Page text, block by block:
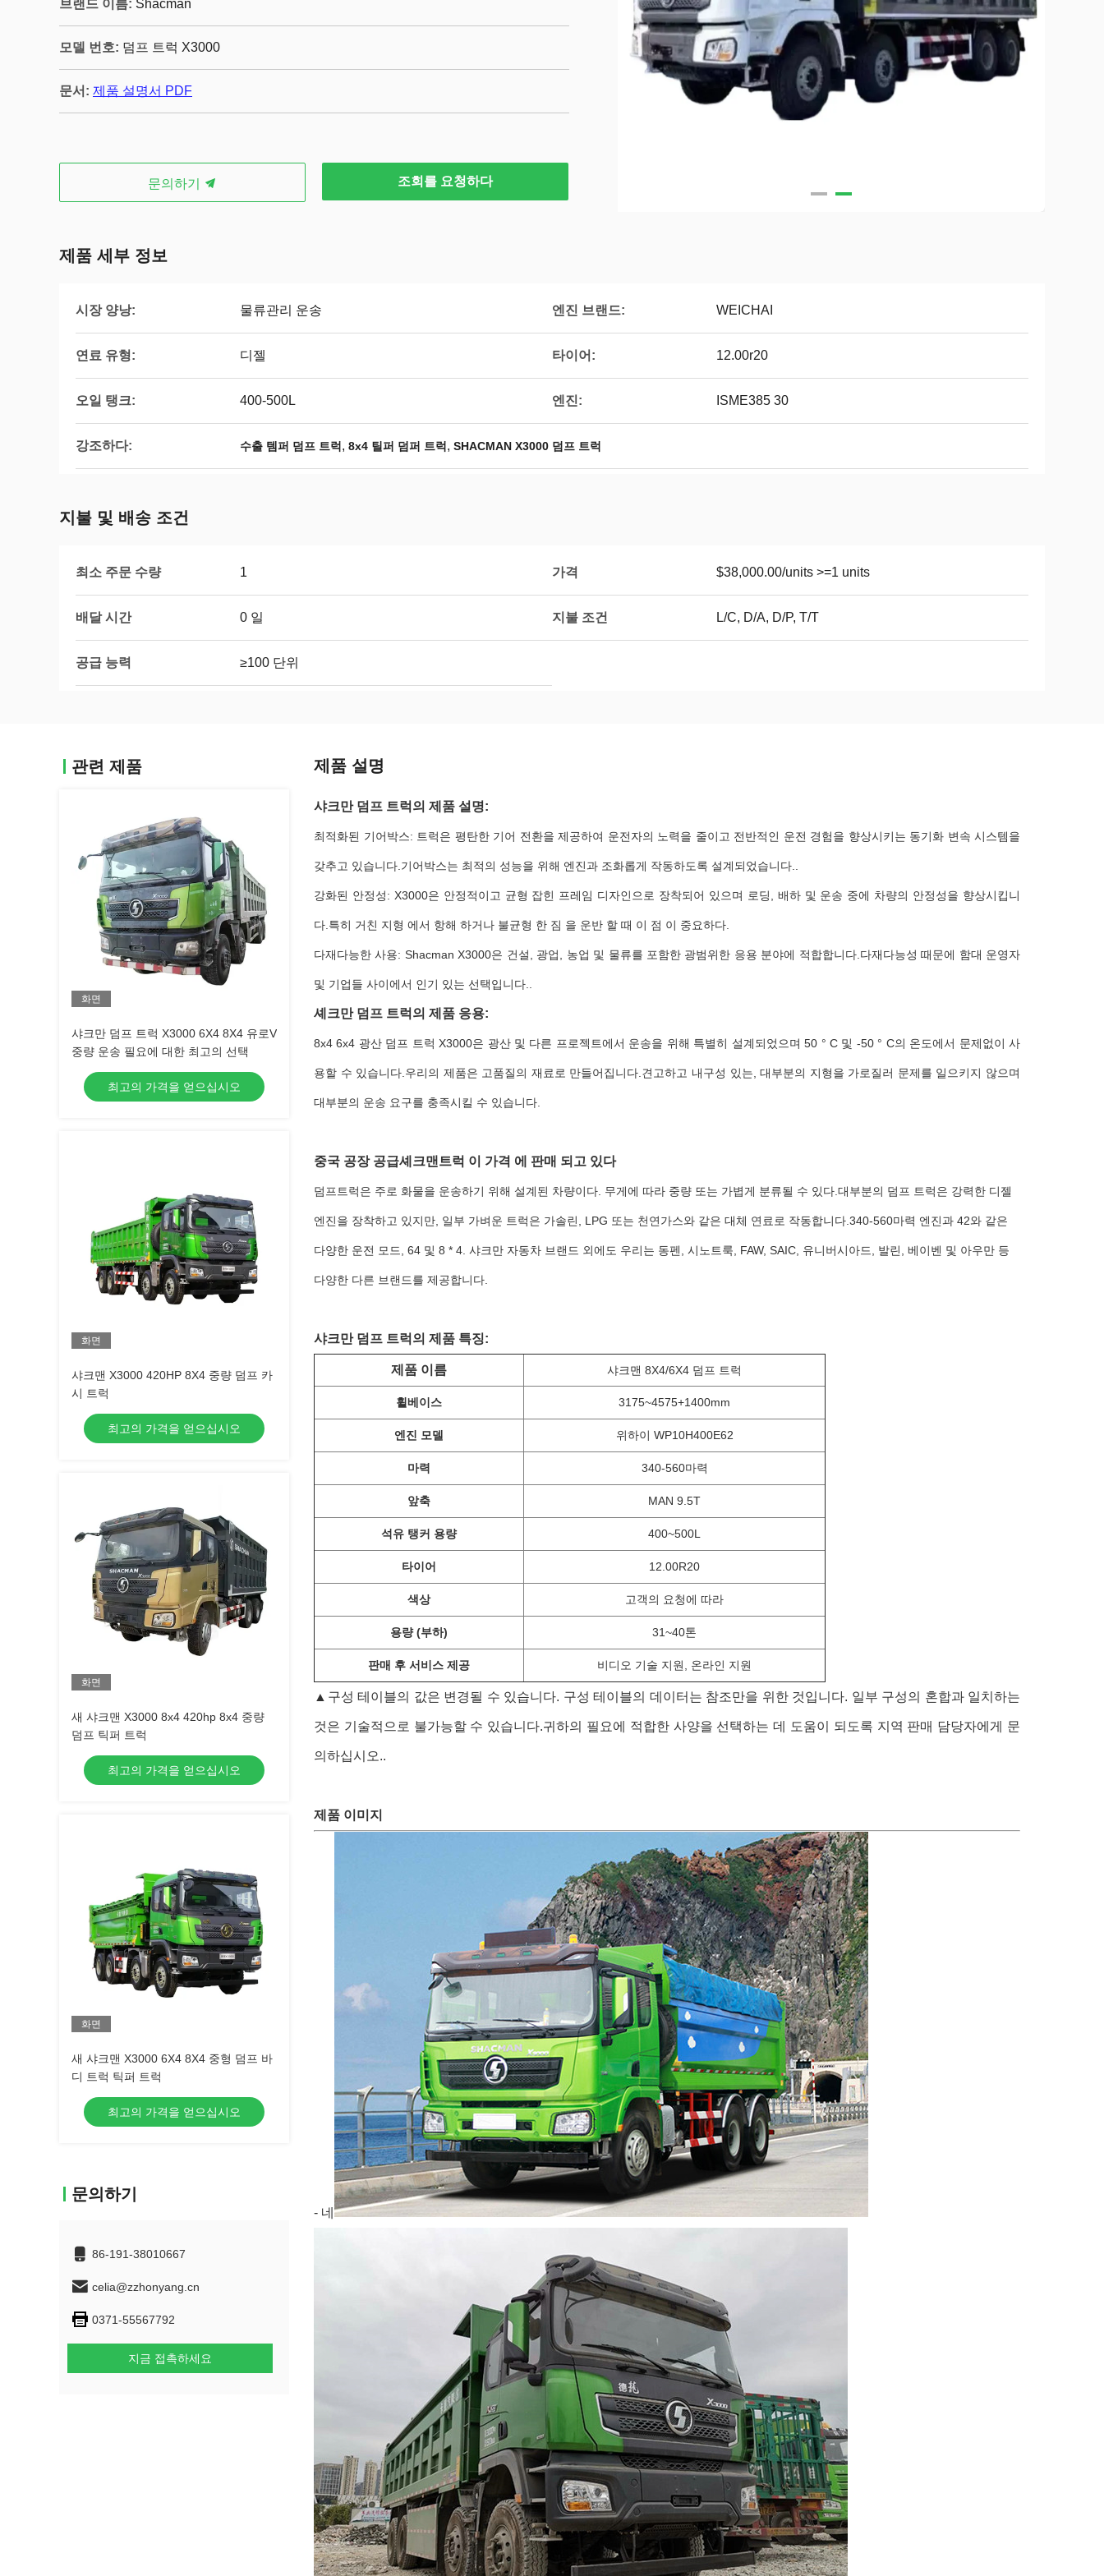
브랜드 이름: Shacman
모델 번호: 덤프 트럭 X3000
문서: 제품 설명서 PDF
문의하기 조회를 요청하다
제품 세부 정보
시장 양낭: 물류관리 운송 엔진 브랜드: WEICHAI
연료 유형: 디젤 타이어: 12.00r20
오일 탱크: 400-500L 엔진: ISME385 30
강조하다: 수출 템퍼 덤프 트럭 , 8x4 틸퍼 덤퍼 트럭 , SHACMAN X3000 덤프 트럭
지불 및 배송 조건
최소 주문 수량 1 가격 $38,000.00/units >=1 units
배달 시간 0 일 지불 조건 L/C, D/A, D/P, T/T
공급 능력 ≥100 단위
관련 제품
화면
샤크만 덤프 트럭 X3000 6X4 8X4 유로V
중량 운송 필요에 대한 최고의 선택
최고의 가격을 얻으십시오
화면
샤크맨 X3000 420HP 8X4 중량 덤프 카
시 트럭
최고의 가격을 얻으십시오
화면
새 샤크맨 X3000 8x4 420hp 8x4 중량
덤프 틱퍼 트럭
최고의 가격을 얻으십시오
화면
새 샤크맨 X3000 6X4 8X4 중형 덤프 바
디 트럭 틱퍼 트럭
최고의 가격을 얻으십시오
문의하기
86-191-38010667
celia@zzhonyang.cn
0371-55567792
지금 접촉하세요
제품 설명
샤크만 덤프 트럭의 제품 설명:
최적화된 기어박스: 트럭은 평탄한 기어 전환을 제공하여 운전자의 노력을 줄이고 전반적인 운전 경험을 향상시키는 동기화 변속 시스템을
갖추고 있습니다.기어박스는 최적의 성능을 위해 엔진과 조화롭게 작동하도록 설계되었습니다..
강화된 안정성: X3000은 안정적이고 균형 잡힌 프레임 디자인으로 장착되어 있으며 로딩, 배하 및 운송 중에 차량의 안정성을 향상시킵니
다.특히 거친 지형 에서 항해 하거나 불균형 한 짐 을 운반 할 때 이 점 이 중요하다.
다재다능한 사용: Shacman X3000은 건설, 광업, 농업 및 물류를 포함한 광범위한 응용 분야에 적합합니다.다재다능성 때문에 함대 운영자
및 기업들 사이에서 인기 있는 선택입니다..
셰크만 덤프 트럭의 제품 응용:
8x4 6x4 광산 덤프 트럭 X3000은 광산 및 다른 프로젝트에서 운송을 위해 특별히 설계되었으며 50 ° C 및 -50 ° C의 온도에서 문제없이 사
용할 수 있습니다.우리의 제품은 고품질의 재료로 만들어집니다.견고하고 내구성 있는, 대부분의 지형을 가로질러 문제를 일으키지 않으며
대부분의 운송 요구를 충족시킬 수 있습니다.
중국 공장 공급셰크맨 트럭 이 가격 에 판매 되고 있다
덤프트럭은 주로 화물을 운송하기 위해 설계된 차량이다. 무게에 따라 중량 또는 가볍게 분류될 수 있다.대부분의 덤프 트럭은 강력한 디젤
엔진을 장착하고 있지만, 일부 가벼운 트럭은 가솔린, LPG 또는 천연가스와 같은 대체 연료로 작동합니다.340-560마력 엔진과 42와 같은
다양한 운전 모드, 64 및 8 * 4. 샤크만 자동차 브랜드 외에도 우리는 동펜, 시노트룩, FAW, SAIC, 유니버시아드, 발린, 베이벤 및 아우만 등
다양한 다른 브랜드를 제공합니다.
샤크만 덤프 트럭의 제품 특징:
제품 이름 샤크맨 8X4/6X4 덤프 트럭
휠베이스 3175~4575+1400mm
엔진 모델 위하이 WP10H400E62
마력 340-560마력
앞축 MAN 9.5T
석유 탱커 용량 400~500L
타이어 12.00R20
색상 고객의 요청에 따라
용량 (부하) 31~40톤
판매 후 서비스 제공 비디오 기술 지원, 온라인 지원
▲ 구성 테이블의 값은 변경될 수 있습니다. 구성 테이블의 데이터는 참조만을 위한 것입니다. 일부 구성의 혼합과 일치하는
것은 기술적으로 불가능할 수 있습니다.귀하의 필요에 적합한 사양을 선택하는 데 도움이 되도록 지역 판매 담당자에게 문
의하십시오..
제품 이미지
- 네